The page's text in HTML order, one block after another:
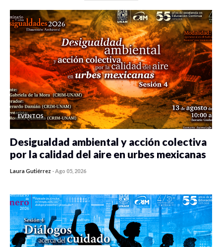
EVENTOS
Desigualdad ambiental y acción colectiva
por la calidad del aire en urbes mexicanas
Laura Gutiérrez -Ago 05, 2026